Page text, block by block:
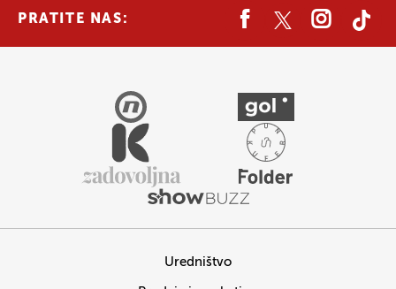
PRATITE NAS:
Uredništvo